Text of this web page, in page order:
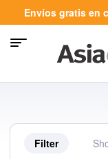
Envíos gratis en
Filter